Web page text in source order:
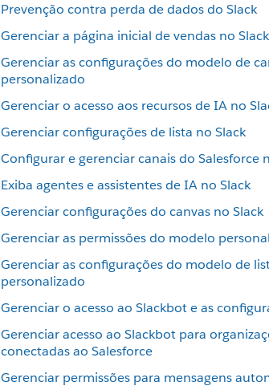
Prevenção contra perda de dados do Slack
Gerenciar a página inicial de vendas no Slack
Gerenciar as configurações do modelo de
personalizado
Gerenciar o acesso aos recursos de IA no
Gerenciar configurações de lista no Slack
Configurar e gerenciar canais do Salesforce
Exiba agentes e assistentes de IA no Slack
Gerenciar configurações do canvas no Slack
Gerenciar as permissões do modelo
Gerenciar as configurações do modelo de
personalizado
Gerenciar o acesso ao Slackbot e as
Gerenciar acesso ao Slackbot para
conectadas ao Salesforce
Gerenciar permissões para mensagens